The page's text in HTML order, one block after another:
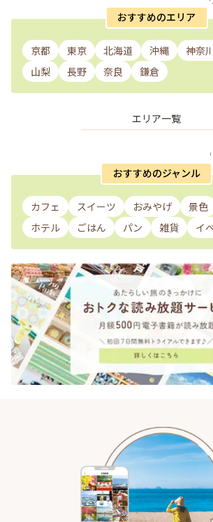
おすすめのエリア
京都 東京 北海道 沖縄 神奈川
山梨
長野 奈良 鎌倉
エリア一覧
おすすめのジャンル
カフェ スイーツ おみやげ 景色
ホテル
ごはん パン 雑貨 イ